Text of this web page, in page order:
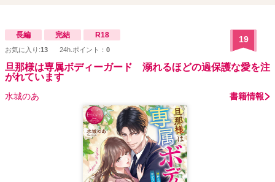
長編 完結 R18
お気に入り:13 24h.ポイント： 0
19
旦那様は専属ボディーガード 溺れるほどの過保護な愛を注
がれています
水城のあ 書籍情報